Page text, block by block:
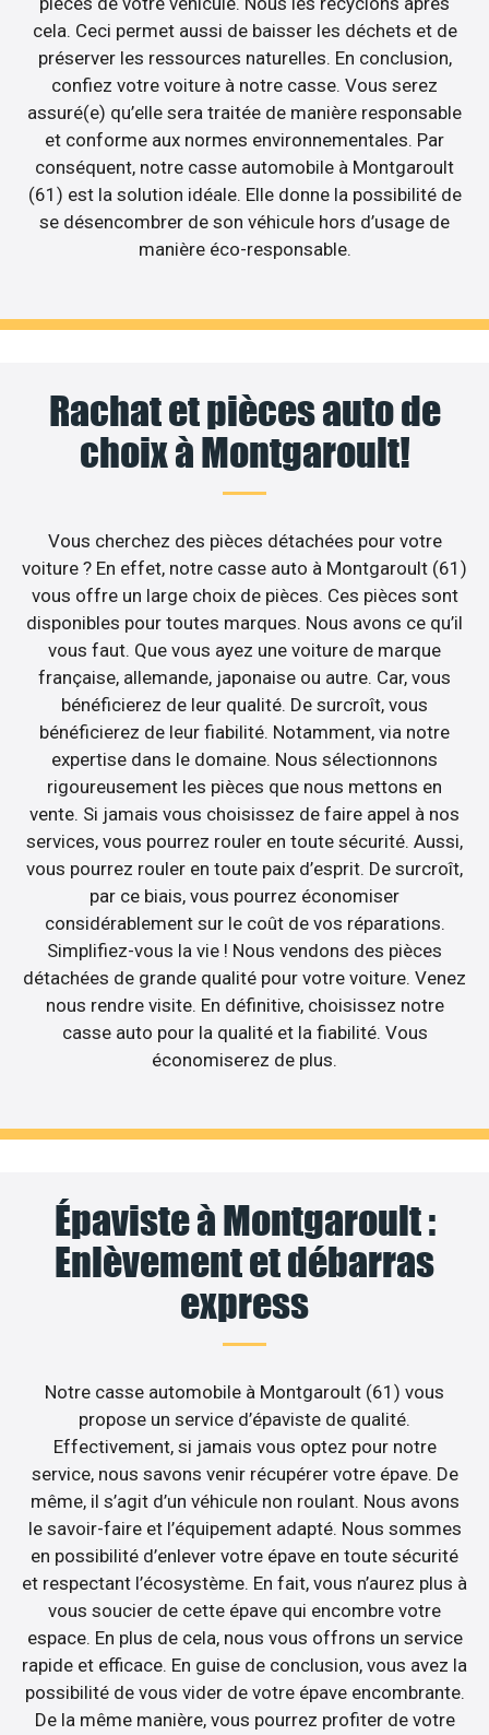
cela. Ceci permet aussi de baisser les déchets et de
préserver les ressources naturelles. En conclusion,
confiez votre voiture à notre casse. Vous serez
assuré(e) qu’elle sera traitée de manière responsable
et conforme aux normes environnementales. Par
conséquent, notre casse automobile à Montgaroult
(61) est la solution idéale. Elle donne la possibilité de
se désencombrer de son véhicule hors d’usage de
manière éco-responsable.
Rachat et pièces auto de
choix à Montgaroult!
Vous cherchez des pièces détachées pour votre
voiture ? En effet, notre casse auto à Montgaroult (61)
vous offre un large choix de pièces. Ces pièces sont
disponibles pour toutes marques. Nous avons ce qu’il
vous faut. Que vous ayez une voiture de marque
française, allemande, japonaise ou autre. Car, vous
bénéficierez de leur qualité. De surcroît, vous
bénéficierez de leur fiabilité. Notamment, via notre
expertise dans le domaine. Nous sélectionnons
rigoureusement les pièces que nous mettons en
vente. Si jamais vous choisissez de faire appel à nos
services, vous pourrez rouler en toute sécurité. Aussi,
vous pourrez rouler en toute paix d’esprit. De surcroît,
par ce biais, vous pourrez économiser
considérablement sur le coût de vos réparations.
Simplifiez-vous la vie ! Nous vendons des pièces
détachées de grande qualité pour votre voiture. Venez
nous rendre visite. En définitive, choisissez notre
casse auto pour la qualité et la fiabilité. Vous
économiserez de plus.
Épaviste à Montgaroult :
Enlèvement et débarras
express
Notre casse automobile à Montgaroult (61) vous
propose un service d’épaviste de qualité.
Effectivement, si jamais vous optez pour notre
service, nous savons venir récupérer votre épave. De
même, il s’agit d’un véhicule non roulant. Nous avons
le savoir-faire et l’équipement adapté. Nous sommes
en possibilité d’enlever votre épave en toute sécurité
et respectant l’écosystème. En fait, vous n’aurez plus à
vous soucier de cette épave qui encombre votre
espace. En plus de cela, nous vous offrons un service
rapide et efficace. En guise de conclusion, vous avez la
possibilité de vous vider de votre épave encombrante.
De la même manière, vous pourrez profiter de votre